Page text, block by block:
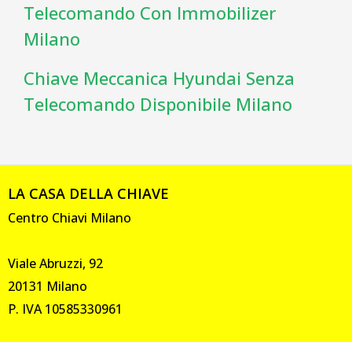
Telecomando Con Immobilizer
Milano
Chiave Meccanica Hyundai Senza
Telecomando Disponibile Milano
LA CASA DELLA CHIAVE
Centro Chiavi Milano
Viale Abruzzi, 92
20131 Milano
P. IVA 10585330961